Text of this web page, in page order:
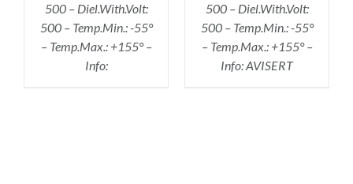
500 – Diel.With.Volt:
500 – Temp.Min.: -55°
– Temp.Max.: +155° –
Info:
500 – Diel.With.Volt:
500 – Temp.Min.: -55°
– Temp.Max.: +155° –
Info: AVISERT